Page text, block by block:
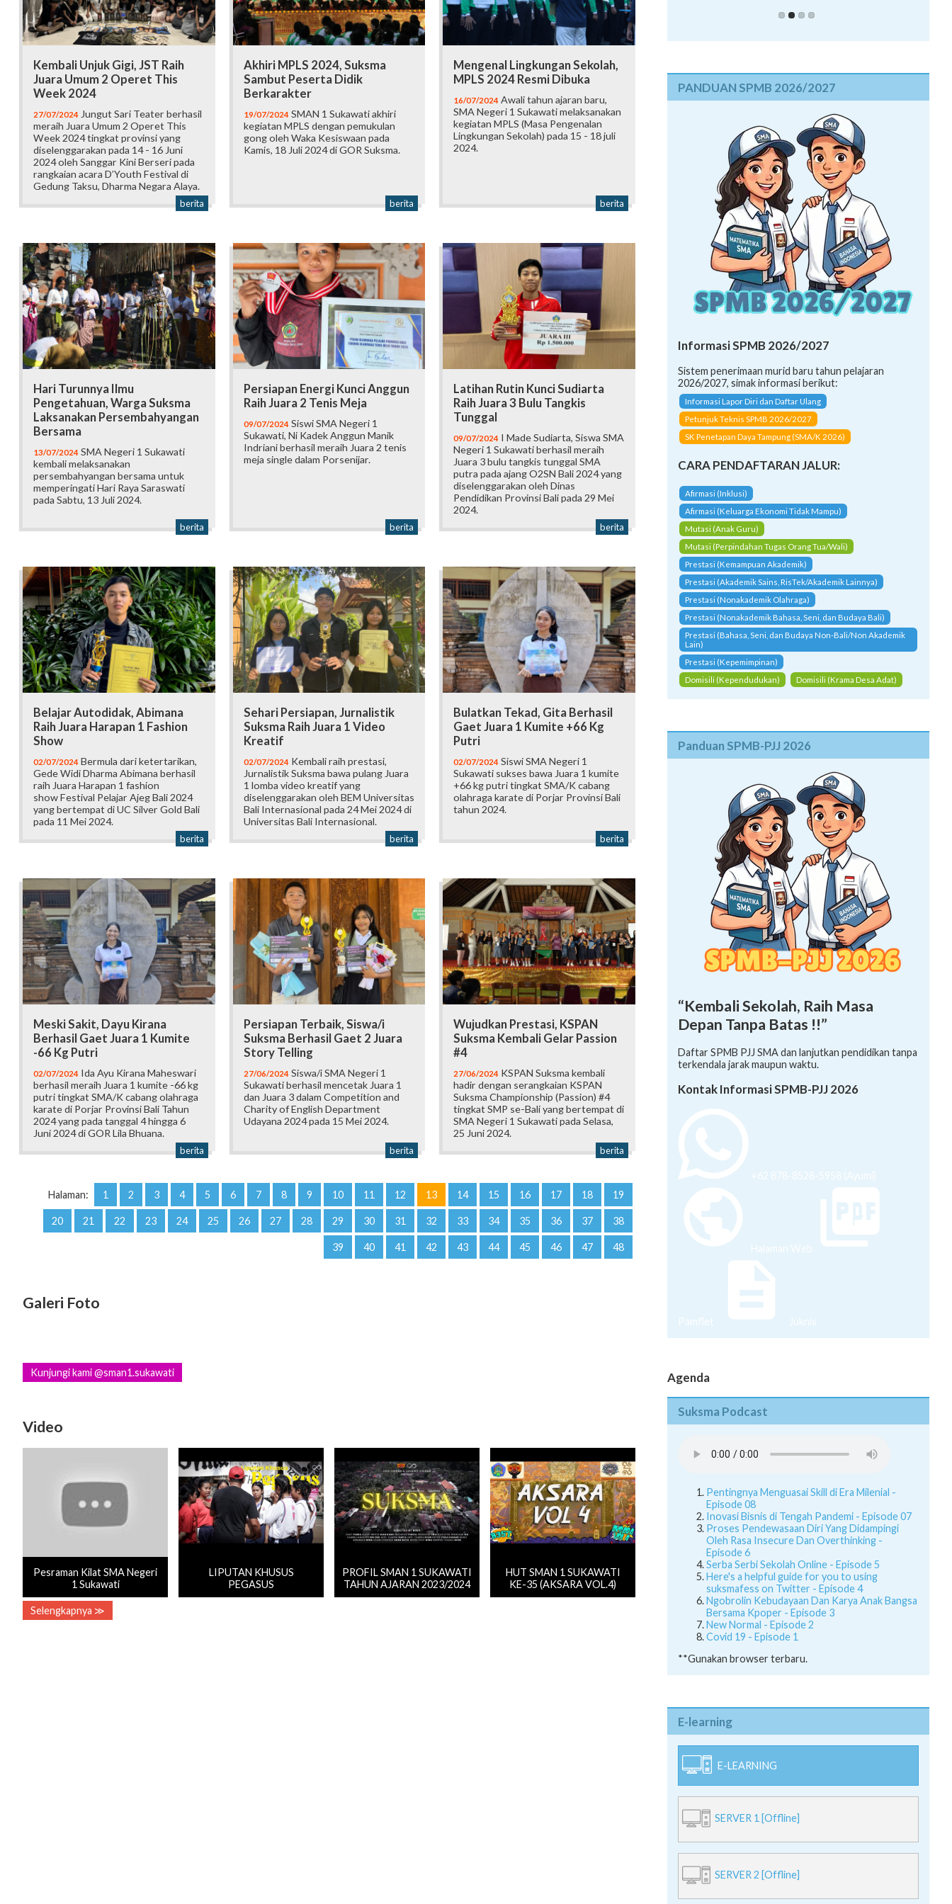
Kembali Unjuk Gigi, JST Raih
Juara Umum 2 Operet This
Week 2024
27/07/2024 Jungut Sari Teater berhasil
meraih Juara Umum 2 Operet This
Week 2024 tingkat provinsi yang
diselenggarakan pada 14 - 16 Juni
2024 oleh Sanggar Kini Berseri pada
rangkaian acara D’Youth Festival di
Gedung Taksu, Dharma Negara Alaya.
berita
Akhiri MPLS 2024, Suksma
Sambut Peserta Didik
Berkarakter
19/07/2024SMAN 1 Sukawati akhiri
kegiatan MPLS dengan pemukulan
gong oleh Waka Kesiswaan pada
Kamis, 18 Juli 2024 di GOR Suksma.
berita
Mengenal Lingkungan Sekolah,
MPLS 2024 Resmi Dibuka
16/07/2024 Awali tahun ajaran baru,
SMA Negeri 1 Sukawati melaksanakan
kegiatan MPLS (Masa Pengenalan
Lingkungan Sekolah) pada 15 - 18 juli
2024.
berita
Hari Turunnya Ilmu
Pengetahuan, Warga Suksma
Laksanakan Persembahyangan
Bersama
13/07/2024 SMA Negeri 1 Sukawati
kembali melaksanakan
persembahyangan bersama untuk
memperingati Hari Raya Saraswati
pada Sabtu, 13 Juli 2024.
berita
Persiapan Energi Kunci Anggun
Raih Juara 2 Tenis Meja
09/07/2024Siswi SMA Negeri 1
Sukawati, Ni Kadek Anggun Manik
Indriani berhasil meraih Juara 2 tenis
meja single dalam Porsenijar.
berita
Latihan Rutin Kunci Sudiarta
Raih Juara 3 Bulu Tangkis
Tunggal
09/07/2024 I Made Sudiarta, Siswa SMA
Negeri 1 Sukawati berhasil meraih
Juara 3 bulu tangkis tunggal SMA
putra pada ajang O2SN Bali 2024 yang
diselenggarakan oleh Dinas
Pendidikan Provinsi Bali pada 29 Mei
2024.
berita
Belajar Autodidak, Abimana
Raih Juara Harapan 1 Fashion
Show
02/07/2024 Bermula dari ketertarikan,
Gede Widi Dharma Abimana berhasil
raih Juara Harapan 1 fashion
show Festival Pelajar Ajeg Bali 2024
yang bertempat di UC Silver Gold Bali
pada 11 Mei 2024.
berita
Sehari Persiapan, Jurnalistik
Suksma Raih Juara 1 Video
Kreatif
02/07/2024Kembali raih prestasi,
Jurnalistik Suksma bawa pulang Juara
1 lomba video kreatif yang
diselenggarakan oleh BEM Universitas
Bali Internasional pada 24 Mei 2024 di
Universitas Bali Internasional.
berita
Bulatkan Tekad, Gita Berhasil
Gaet Juara 1 Kumite +66 Kg
Putri
02/07/2024 Siswi SMA Negeri 1
Sukawati sukses bawa Juara 1 kumite
+66 kg putri tingkat SMA/K cabang
olahraga karate di Porjar Provinsi Bali
tahun 2024.
berita
Meski Sakit, Dayu Kirana
Berhasil Gaet Juara 1 Kumite
-66 Kg Putri
02/07/2024 Ida Ayu Kirana Maheswari
berhasil meraih Juara 1 kumite -66 kg
putri tingkat SMA/K cabang olahraga
karate di Porjar Provinsi Bali Tahun
2024 yang pada tanggal 4 hingga 6
Juni 2024 di GOR Lila Bhuana.
berita
Persiapan Terbaik, Siswa/i
Suksma Berhasil Gaet 2 Juara
Story Telling
27/06/2024Siswa/i SMA Negeri 1
Sukawati berhasil mencetak Juara 1
dan Juara 3 dalam Competition and
Charity of English Department
Udayana 2024 pada 15 Mei 2024.
berita
Wujudkan Prestasi, KSPAN
Suksma Kembali Gelar Passion
#4
27/06/2024 KSPAN Suksma kembali
hadir dengan serangkaian KSPAN
Suksma Championship (Passion) #4
tingkat SMP se-Bali yang bertempat di
SMA Negeri 1 Sukawati pada Selasa,
25 Juni 2024.
berita
Halaman: 1 2 3 4 5 6 7 8 9 10 11 12 13 14 15 16 17 18 19
20 21 22 23 24 25 26 27 28 29 30 31 32 33 34 35 36 37 38
39 40 41 42 43 44 45 46 47 48
Galeri Foto
Kunjungi kami @sman1.sukawati
Video
Pesraman Kilat SMA Negeri
1 Sukawati
LIPUTAN KHUSUS
PEGASUS
PROFIL SMAN 1 SUKAWATI
TAHUN AJARAN 2023/2024
HUT SMAN 1 SUKAWATI
KE-35 (AKSARA VOL.4)
Selengkapnya ≫
PANDUAN SPMB 2026/2027
Informasi SPMB 2026/2027
Sistem penerimaan murid baru tahun pelajaran
2026/2027, simak informasi berikut:
Informasi Lapor Diri dan Daftar Ulang
Petunjuk Teknis SPMB 2026/2027
SK Penetapan Daya Tampung (SMA/K 2026)
CARA PENDAFTARAN JALUR:
Afirmasi (Inklusi)
Afirmasi (Keluarga Ekonomi Tidak Mampu)
Mutasi (Anak Guru)
Mutasi (Perpindahan Tugas Orang Tua/Wali)
Prestasi (Kemampuan Akademik)
Prestasi (Akademik Sains, RisTek/Akademik Lainnya)
Prestasi (Nonakademik Olahraga)
Prestasi (Nonakademik Bahasa, Seni, dan Budaya Bali)
Prestasi (Bahasa, Seni, dan Budaya Non-Bali/Non Akademik
Lain)
Prestasi (Kepemimpinan)
Domisili (Kependudukan)
Domisili (Krama Desa Adat)
Panduan SPMB-PJJ 2026
“Kembali Sekolah, Raih Masa
Depan Tanpa Batas !!”
Daftar SPMB PJJ SMA dan lanjutkan pendidikan tanpa
terkendala jarak maupun waktu.
Kontak Informasi SPMB-PJJ 2026
+62 878-8528-5958 (Ayumi)
Halaman Web
Pamflet Juknis
Agenda
Suksma Podcast
Pentingnya Menguasai Skill di Era Milenial -
Episode 08
Inovasi Bisnis di Tengah Pandemi - Episode 07
Proses Pendewasaan Diri Yang Didampingi
Oleh Rasa Insecure Dan Overthinking -
Episode 6
Serba Serbi Sekolah Online - Episode 5
Here's a helpful guide for you to using
suksmafess on Twitter - Episode 4
Ngobrolin Kebudayaan Dan Karya Anak Bangsa
Bersama Kpoper - Episode 3
New Normal - Episode 2
Covid 19 - Episode 1
**Gunakan browser terbaru.
E-learning
E-LEARNING
SERVER 1 [Offline]
SERVER 2 [Offline]